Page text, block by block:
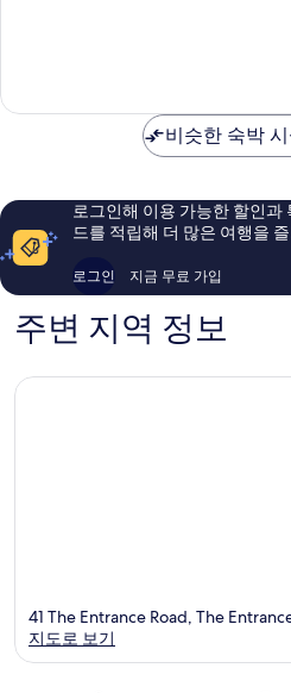
이
349
비슷한 숙박
로그인해 이용 가능한 할인과
드를 적립해 더 많은 여행을
로그인 지금 무료 가입
주변 지역 정보
41 The Entrance Road, The
지도로 보기